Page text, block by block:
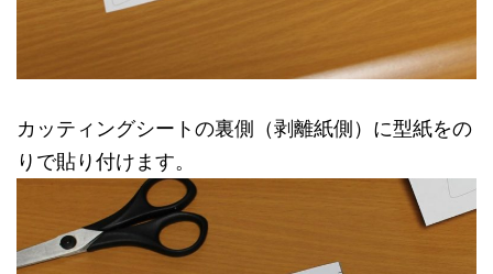
カッティングシートの裏側（剥離紙側）に型紙をの
りで貼り付けます。